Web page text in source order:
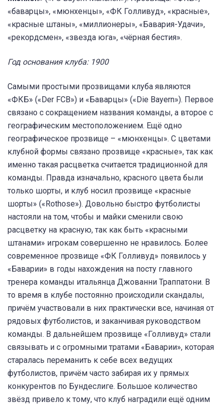
«баварцы», «мюнхенцы», «ФК Голливуд», «красные»,
«красные штаны», «миллионеры», «Бавария-Удачи»,
«рекордсмен», «звезда юга», «чёрная бестия».
Год основания клуба: 1900
Самыми простыми прозвищами клуба являются
«ФКБ» («Der FCB») и «Баварцы» («Die Bayern»). Первое
связано с сокращением названия команды, а второе с
географическим местоположением. Ещё одно
географическое прозвище – «мюнхенцы». С цветами
клубной формы связано прозвище «красные», так как
именно такая расцветка считается традиционной для
команды. Правда изначально, красного цвета были
только шорты, и клуб носил прозвище «красные
шорты» («Rothose»). Довольно быстро футболисты
настояли на том, чтобы и майки сменили свою
расцветку на красную, так как быть «красными
штанами» игрокам совершенно не нравилось. Более
современное прозвище «ФК Голливуд» появилось у
«Баварии» в годы нахождения на посту главного
тренера команды итальянца Джованни Траппатони. В
то время в клубе постоянно происходили скандалы,
причём участвовали в них практически все, начиная от
рядовых футболистов, и заканчивая руководством
команды. В дальнейшем прозвище «Голливуд» стали
связывать и с огромными тратами «Баварии», которая
старалась переманить к себе всех ведущих
футболистов, причём часто забирая их у прямых
конкурентов по Бундеслиге. Большое количество
звёзд привело к тому, что клуб наградили ещё одним